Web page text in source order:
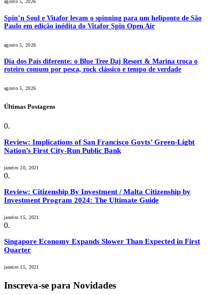
agosto 5, 2026
Spin’n Soul e Vitafor levam o spinning para um heliponto de São
Paulo em edição inédita do Vitafor Spin Open Air
agosto 5, 2026
Dia dos Pais diferente: o Blue Tree Daj Resort & Marina troca o
roteiro comum por pesca, rock clássico e tempo de verdade
agosto 5, 2026
Últimas Postagens
Review: Implications of San Francisco Govts’ Green-Light
Nation’s First City-Run Public Bank
janeiro 20, 2021
Review: Citizenship By Investment / Malta Citizenship by
Investment Program 2024: The Ultimate Guide
janeiro 15, 2021
Singapore Economy Expands Slower Than Expected in First
Quarter
janeiro 15, 2021
Inscreva-se para Novidades